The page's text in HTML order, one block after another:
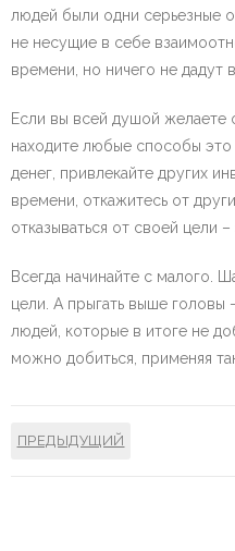
людей были одни серьезные
не несущие в себе
времени, но ничего не дадут
Если вы всей душой желаете
находите любые способы это
денег, привлекайте других
времени, откажитесь от
отказываться от своей цели
Всегда начинайте с малого.
цели. А прыгать выше
людей, которые в итоге не
можно добиться, применяя
ПРЕДЫДУЩИЙ